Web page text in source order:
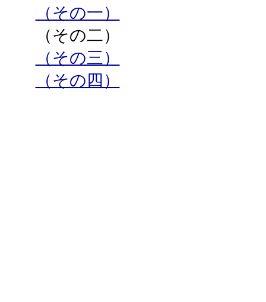
（その一）
（その二）
（その三）
（その四）